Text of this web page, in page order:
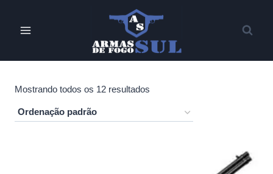
Mostrando todos os 12 resultados